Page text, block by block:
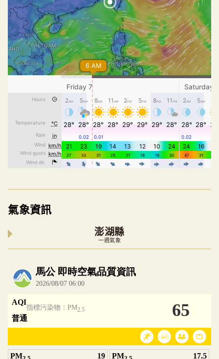
氣象資訊
澎湖縣
一週氣象
內嵌空氣品質小工具為視覺預覽，完整即時空